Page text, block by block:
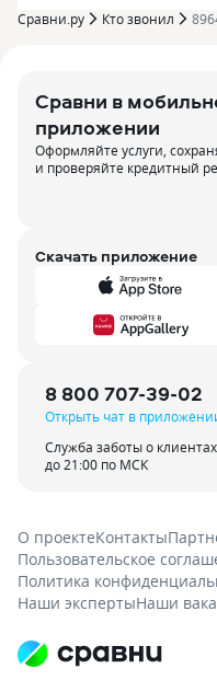
Сравни.ру Кто звонил
Сравни в
приложении
Оформляйте услуги,
и проверяйте кредитный
Скачать приложение
8 800 707-39-02
Открыть чат в
Служба заботы о
до 21:00 по МСК
О проектеКонтакты
Пользовательское
Политика
Наши экспертыНаши